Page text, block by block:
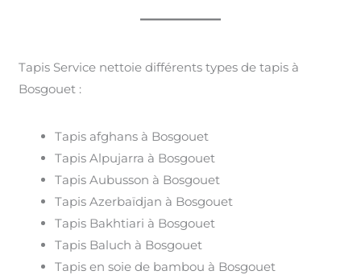
Tapis Service nettoie différents types de tapis à
Bosgouet :
Tapis afghans à Bosgouet
Tapis Alpujarra à Bosgouet
Tapis Aubusson à Bosgouet
Tapis Azerbaïdjan à Bosgouet
Tapis Bakhtiari à Bosgouet
Tapis Baluch à Bosgouet
Tapis en soie de bambou à Bosgouet